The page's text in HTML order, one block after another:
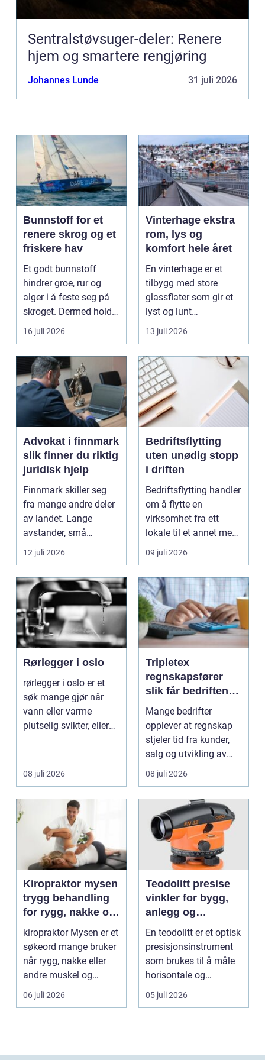
Sentralstøvsuger-deler: Renere
hjem og smartere rengjøring
Johannes Lunde 31 juli 2026
Bunnstoff for et
renere skrog og et
friskere hav
Et godt bunnstoff
hindrer groe, rur og
alger i å feste seg på
skroget. Dermed holder
båten bedre far...
16 juli 2026
Vinterhage ekstra
rom, lys og
komfort hele året
En vinterhage er et
tilbygg med store
glassflater som gir et
lyst og lunt
oppholdsrom nær
hagen, ogs...
13 juli 2026
Advokat i finnmark
slik finner du riktig
juridisk hjelp
Finnmark skiller seg
fra mange andre deler
av landet. Lange
avstander, små
lokalsamfunn, sterk
tilkn...
12 juli 2026
Bedriftsflytting
uten unødig stopp
i driften
Bedriftsflytting handler
om å flytte en
virksomhet fra ett
lokale til et annet med
minst mulig...
09 juli 2026
Rørlegger i oslo
rørlegger i oslo er et
søk mange gjør når
vann eller varme
plutselig svikter, eller
08 juli 2026
Tripletex
regnskapsfører
slik får bedriften
mer ut av
regnskapet
Mange bedrifter
opplever at regnskap
stjeler tid fra kunder,
salg og utvikling av
virksomheten. Samt...
08 juli 2026
Kiropraktor mysen
trygg behandling
for rygg, nakke og
ledd
kiropraktor Mysen er et
søkeord mange bruker
når rygg, nakke eller
andre muskel og
leddplager begynn...
06 juli 2026
Teodolitt presise
vinkler for bygg,
anlegg og
kartlegging
En teodolitt er et optisk
presisjonsinstrument
som brukes til å måle
horisontale og
vertikale vinkle...
05 juli 2026